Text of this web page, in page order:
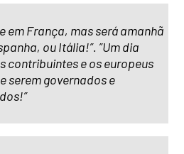
em França, mas será amanhã
ou Itália!”. ”Um dia
contribuintes e os europeus
serem governados e